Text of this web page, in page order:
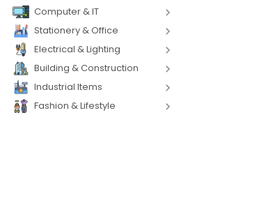
Computer & IT
Stationery & Office
Electrical & Lighting
Building & Construction
Industrial Items
Fashion & Lifestyle